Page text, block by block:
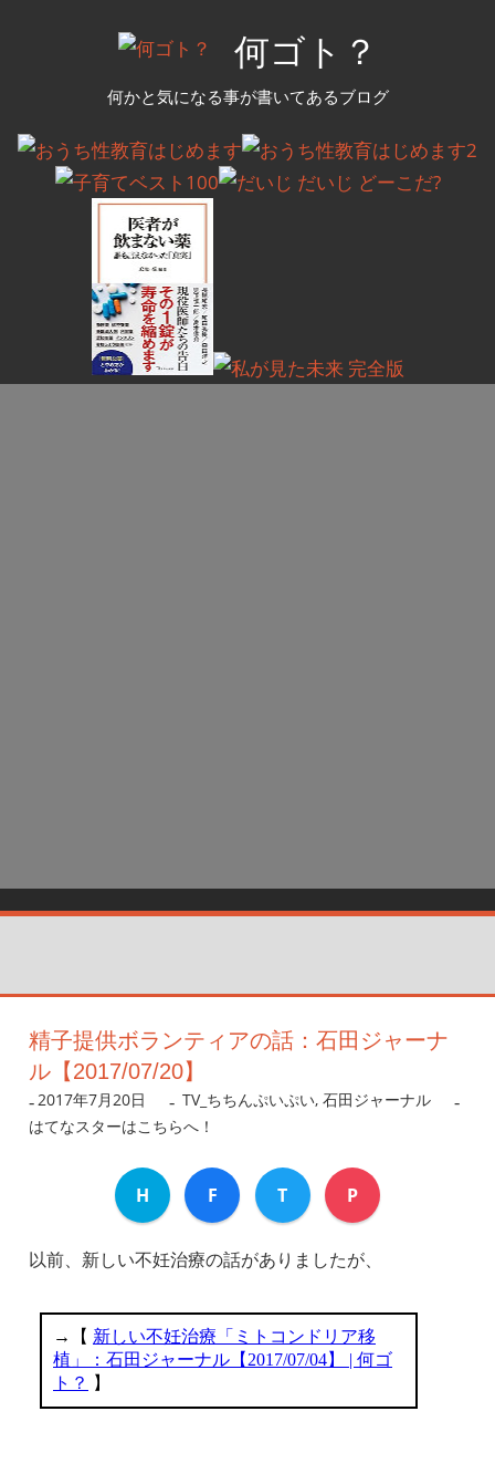
ツ
何ゴト？
何かと気になる事が書いてあるブログ
精子提供ボランティアの話：石田ジャーナ
ル【2017/07/20】
2017年7月20日 nanigoto
TV_ちちんぷいぷい, 石田ジャーナル
はてなスターはこちらへ！
H F T P
以前、新しい不妊治療の話がありましたが、